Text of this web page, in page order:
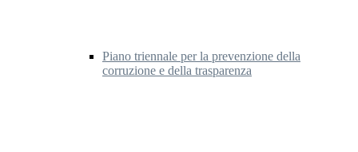
Piano triennale per la prevenzione della
corruzione e della trasparenza